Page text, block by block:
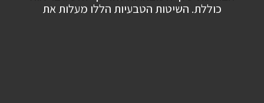
כוללת. השיטות הטבעיות הללו מעלות את